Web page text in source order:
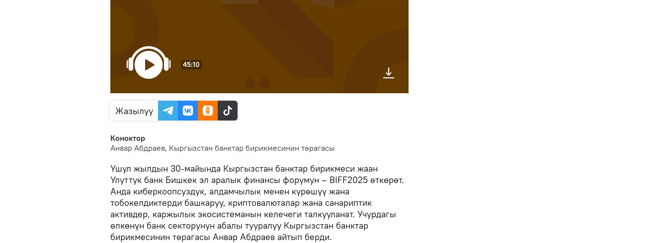
45:10
Жазылуу
Коноктор
Анвар Абдраев, Кыргызстан банктар бирикмесинин төрагасы
Ушул жылдын 30-майында Кыргызстан банктар бирикмеси жаан
Улуттук банк Бишкек эл аралык финансы форумун – BIFF2025 өткөрөт.
Анда киберкоопсуздук, алдамчылык менен күрөшүү жана
тобокелдиктерди башкаруу, криптовалюталар жана санариптик
активдер, каржылык экосистеманын келечеги талкууланат. Учурдагы
өлкөнүн банк секторунун абалы тууралуу Кыргызстан банктар
бирикмесинин төрагасы Анвар Абдраев айтып берди.